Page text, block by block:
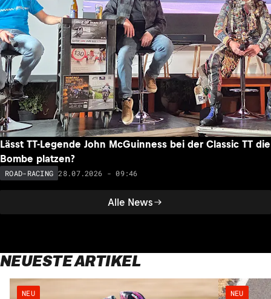
Alle News
Lässt TT-Legende John McGuinness bei der Classic TT die
Bombe platzen?
ROAD-RACING 28.07.2026 - 09:46
NEUESTE ARTIKEL
NEU NEU